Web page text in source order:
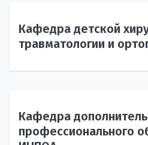
Кафедра детской
травматологии и
Кафедра
профессионального